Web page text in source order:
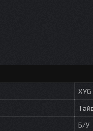
XYG
Б/У